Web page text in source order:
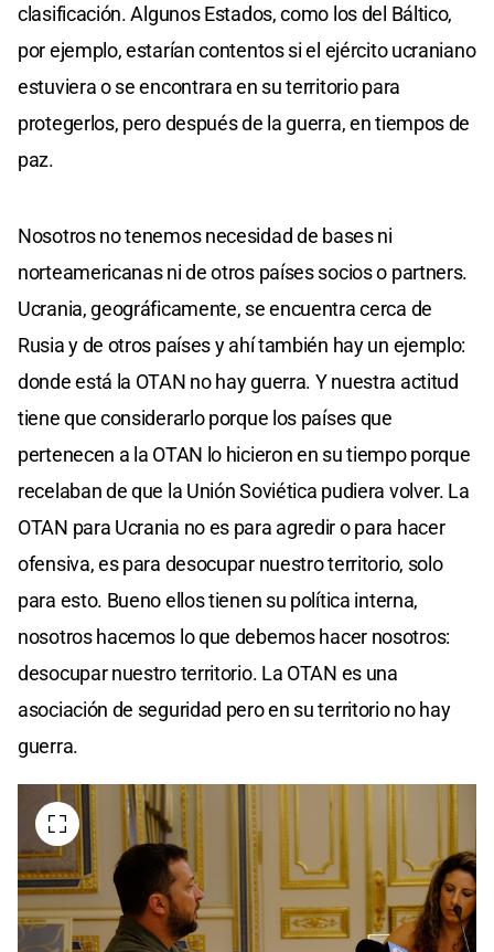
clasificación. Algunos Estados, como los del Báltico,
por ejemplo, estarían contentos si el ejército ucraniano
estuviera o se encontrara en su territorio para
protegerlos, pero después de la guerra, en tiempos de
paz.
Nosotros no tenemos necesidad de bases ni
norteamericanas ni de otros países socios o partners.
Ucrania, geográficamente, se encuentra cerca de
Rusia y de otros países y ahí también hay un ejemplo:
donde está la OTAN no hay guerra. Y nuestra actitud
tiene que considerarlo porque los países que
pertenecen a la OTAN lo hicieron en su tiempo porque
recelaban de que la Unión Soviética pudiera volver. La
OTAN para Ucrania no es para agredir o para hacer
ofensiva, es para desocupar nuestro territorio, solo
para esto. Bueno ellos tienen su política interna,
nosotros hacemos lo que debemos hacer nosotros:
desocupar nuestro territorio. La OTAN es una
asociación de seguridad pero en su territorio no hay
guerra.